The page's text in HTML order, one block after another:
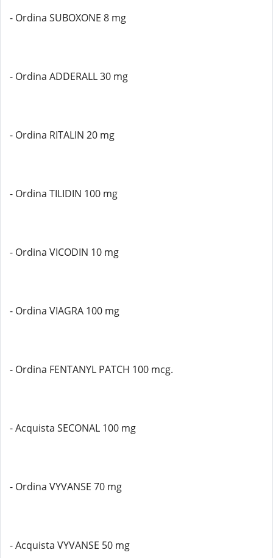
- Ordina SUBOXONE 8 mg
- Ordina ADDERALL 30 mg
- Ordina RITALIN 20 mg
- Ordina TILIDIN 100 mg
- Ordina VICODIN 10 mg
- Ordina VIAGRA 100 mg
- Ordina FENTANYL PATCH 100 mcg.
- Acquista SECONAL 100 mg
- Ordina VYVANSE 70 mg
- Acquista VYVANSE 50 mg